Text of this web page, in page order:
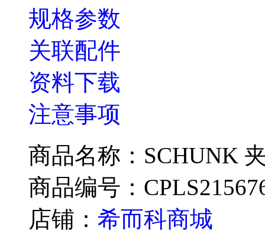
规格参数
关联配件
资料下载
注意事项
商品名称：SCHUNK
商品编号：
店铺： 希而科商城